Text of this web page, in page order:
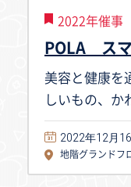
2022年催事
POLA ス
美容と健康を
しいもの、
2022年12月
地階グランドフ